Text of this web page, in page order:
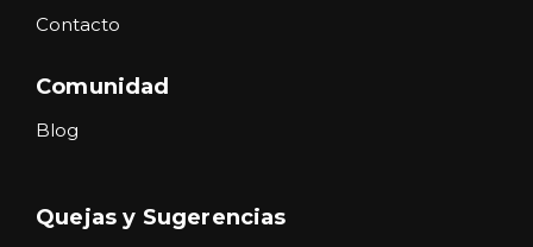
Contacto
Comunidad
Blog
Quejas y Sugerencias